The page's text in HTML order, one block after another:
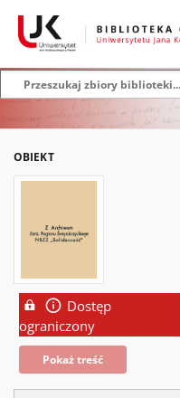
OBIEKT
Dostęp
ograniczony
Pokaż treść